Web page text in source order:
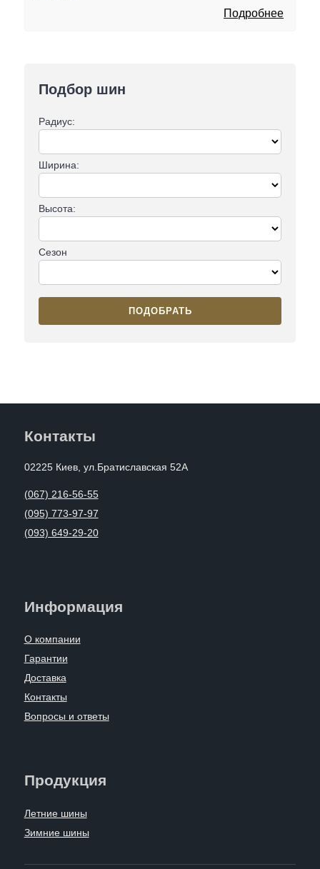
Подбор шин
Радиус:
Ширина:
Высота:
Сезон
ПОДОБРАТЬ
Подробнее
Контакты
02225 Киев, ул.Братиславская 52А
(067) 216-56-55
(095) 773-97-97
(093) 649-29-20
Информация
О компании
Гарантии
Доставка
Контакты
Вопросы и ответы
Продукция
Летние шины
Зимние шины